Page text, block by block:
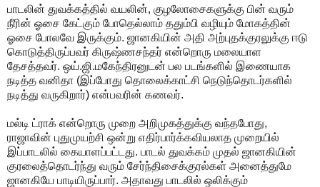
பாடலின் துவக்கத்தில் வயலின், குழலோசைகளுக்கு பின் வரும்
நீரின் ஓசை கேட்கும் போதெல்லாம் ததும்பி வழியும் மோகத்தின்
ஓசை போலவே இருக்கும். ஜானகியின் அதி அற்புதக்குரலுக்கு ஈடு
கொடுத்திருப்பவர் கிருஷ்ணசந்தர் என்றொரு மலையாள
தேசத்தவர். ஒய்.ஜி.மகேந்திரனுடன் பல படங்களில் இணையாக
நடித்த வனிதா (இப்போது தொலைக்காட்சி நெடுந்தொடர்களில்
நடித்து வருகிறார்) என்பவரின் கணவர்.
மல்டி ட்ராக் என்றொரு முறை அறிமுகத்துக்கு வந்தபோது,
ராஜாவின் புதுமுயற்சி ஒன்று எதிர்பார்க்கவியலாத முறையில்
இப்பாடலில் கையாளப்பட்டது. பாடல் துவக்கம் முதல் ஜானகியின்
குரலைத்தொடர்ந்து வரும் சேர்ந்திசைக்குரல்கள் அனைத்துமே
ஜானகியே பாடியிருப்பார். அதாவது பாடலில் ஒலிக்கும்